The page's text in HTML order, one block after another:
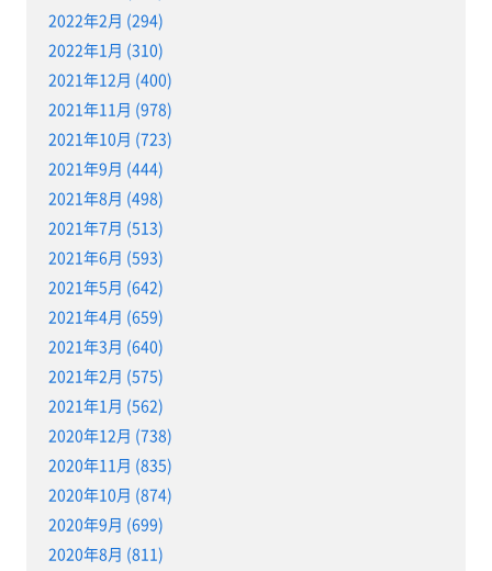
2022年2月 (294)
2022年1月 (310)
2021年12月 (400)
2021年11月 (978)
2021年10月 (723)
2021年9月 (444)
2021年8月 (498)
2021年7月 (513)
2021年6月 (593)
2021年5月 (642)
2021年4月 (659)
2021年3月 (640)
2021年2月 (575)
2021年1月 (562)
2020年12月 (738)
2020年11月 (835)
2020年10月 (874)
2020年9月 (699)
2020年8月 (811)